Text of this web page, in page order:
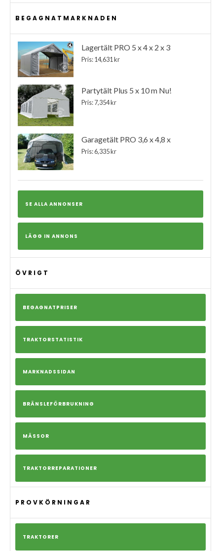
BEGAGNATMARKNADEN
Lagertält PRO 5 x 4 x 2 x 3
Pris: 14,631 kr
Partytält Plus 5 x 10 m Nu!
Pris: 7,354 kr
Garagetält PRO 3,6 x 4,8 x
Pris: 6,335 kr
SE ALLA ANNONSER
LÄGG IN ANNONS
ÖVRIGT
BEGAGNATPRISER
TRAKTORSTATISTIK
MARKNADSSIDAN
BRÄNSLEFÖRBRUKNING
MÄSSOR
TRAKTORREPARATIONER
PROVKÖRNINGAR
TRAKTORER